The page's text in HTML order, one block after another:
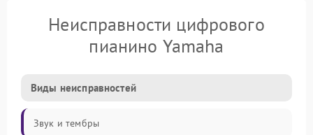
Неисправности цифрового
пианино Yamaha
Виды неисправностей
Звук и тембры